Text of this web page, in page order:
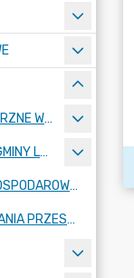
ZARZĄDZENIA WEWNĘTRZNE WÓJTA GMINY LUBAŃ
ZARZĄDZENIA WÓJTA GMINY LUBAŃ
MIEJSCOWY PLAN ZAGOSPODAROWANIA PRZESTRZENNEGO
PLAN ZAGOSPODAROWANIA PRZESTRZENNEGO